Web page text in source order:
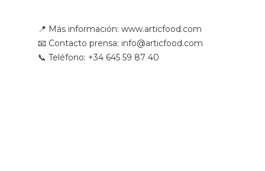
📍 Más información: www.articfood.com
📧 Contacto prensa: info@articfood.com
📞 Teléfono: +34 645 59 87 40